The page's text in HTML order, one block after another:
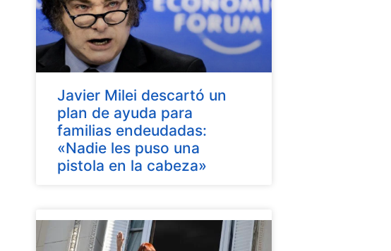
Javier Milei descartó un
plan de ayuda para
familias endeudadas:
«Nadie les puso una
pistola en la cabeza»